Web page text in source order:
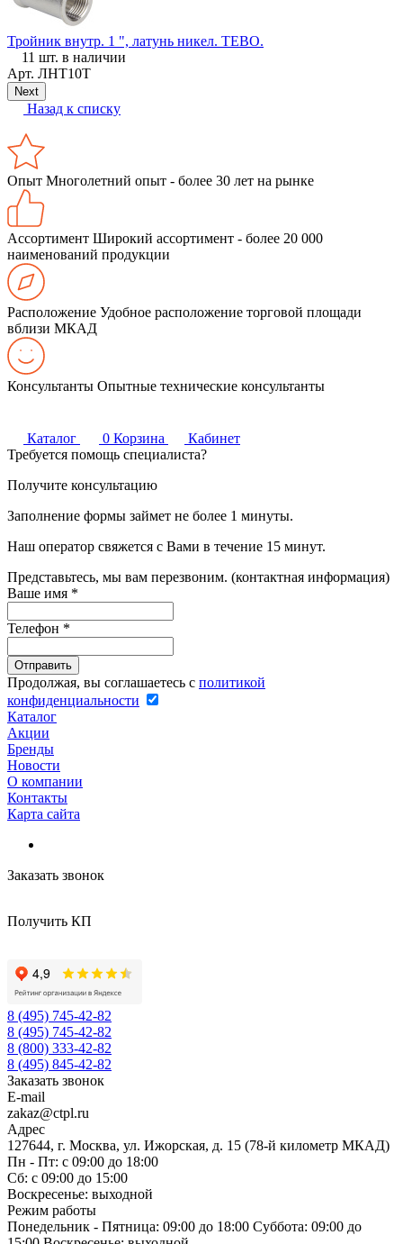
Тройник внутр. 1 ", латунь никел. ТЕВО.
11 шт. в наличии
Арт. ЛНТ10Т
Next
Назад к списку
Опыт Многолетний опыт - более 30 лет на рынке
Ассортимент Широкий ассортимент - более 20 000
наименований продукции
Расположение Удобное расположение торговой площади
вблизи МКАД
Консультанты Опытные технические консультанты
Каталог 0 Корзина
Кабинет
Требуется помощь специалиста?
Получите консультацию
Заполнение формы займет не более 1 минуты.
Наш оператор свяжется с Вами в течение 15 минут.
Представьтесь, мы вам перезвоним. (контактная информация)
Ваше имя *
Телефон *
Продолжая, вы соглашаетесь с политикой
конфиденциальности
Каталог
Акции
Бренды
Новости
О компании
Контакты
Карта сайта
Заказать звонок
Получить КП
8 (495) 745-42-82
8 (495) 745-42-82
8 (800) 333-42-82
8 (495) 845-42-82
Заказать звонок
E-mail
zakaz@ctpl.ru
Адрес
127644, г. Москва, ул. Ижорская, д. 15 (78-й километр МКАД)
Пн - Пт: с 09:00 до 18:00
Сб: с 09:00 до 15:00
Воскресенье: выходной
Режим работы
Понедельник - Пятница: 09:00 до 18:00 Суббота: 09:00 до